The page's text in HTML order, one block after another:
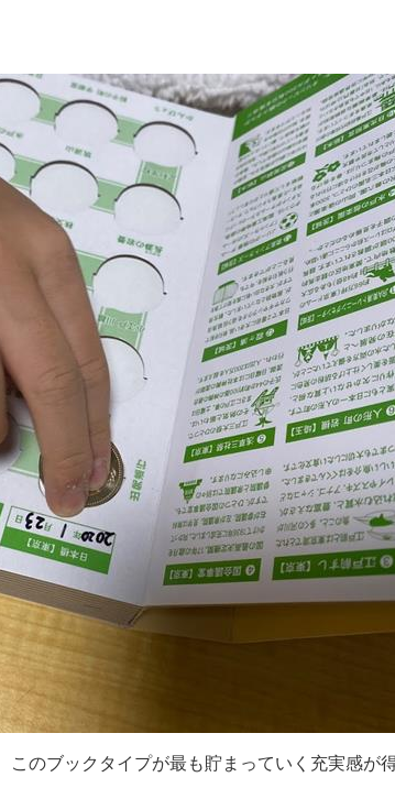
のブックタイプが最も貯まっていく充実感が